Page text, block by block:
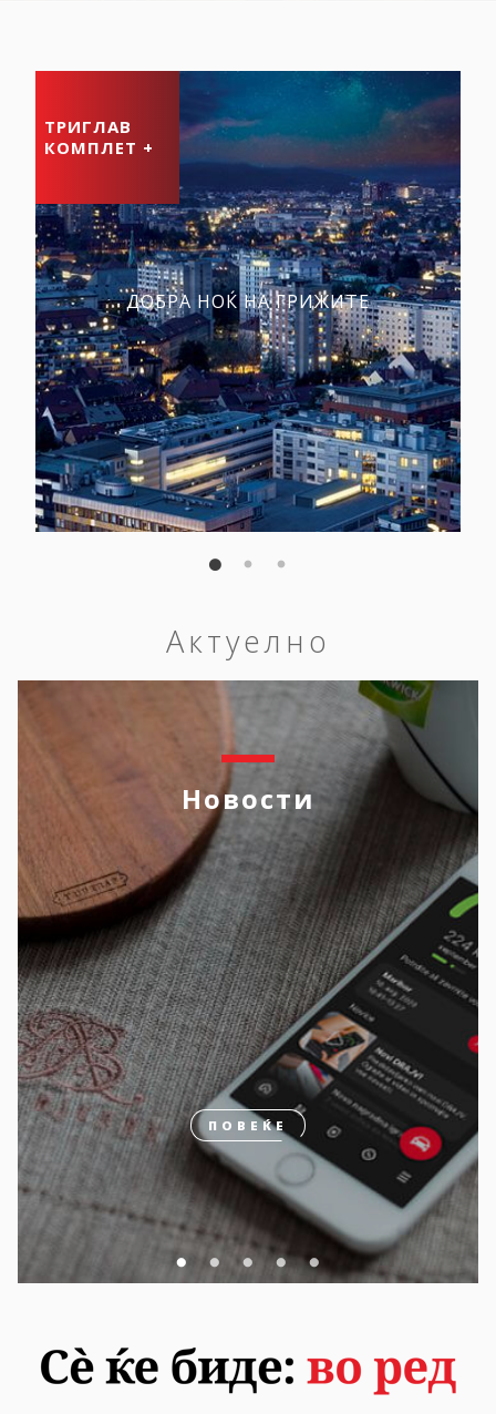
ТРИГЛАВ
КОМПЛЕТ +
ДОБРА НОЌ НА ГРИЖИТЕ
Актуелно
Новости
ПОВЕЌЕ